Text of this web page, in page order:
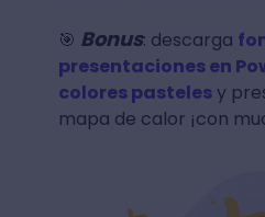
🎯 Bonus: descarga
presentaciones en
colores pastelesy
mapa de calor ¡con